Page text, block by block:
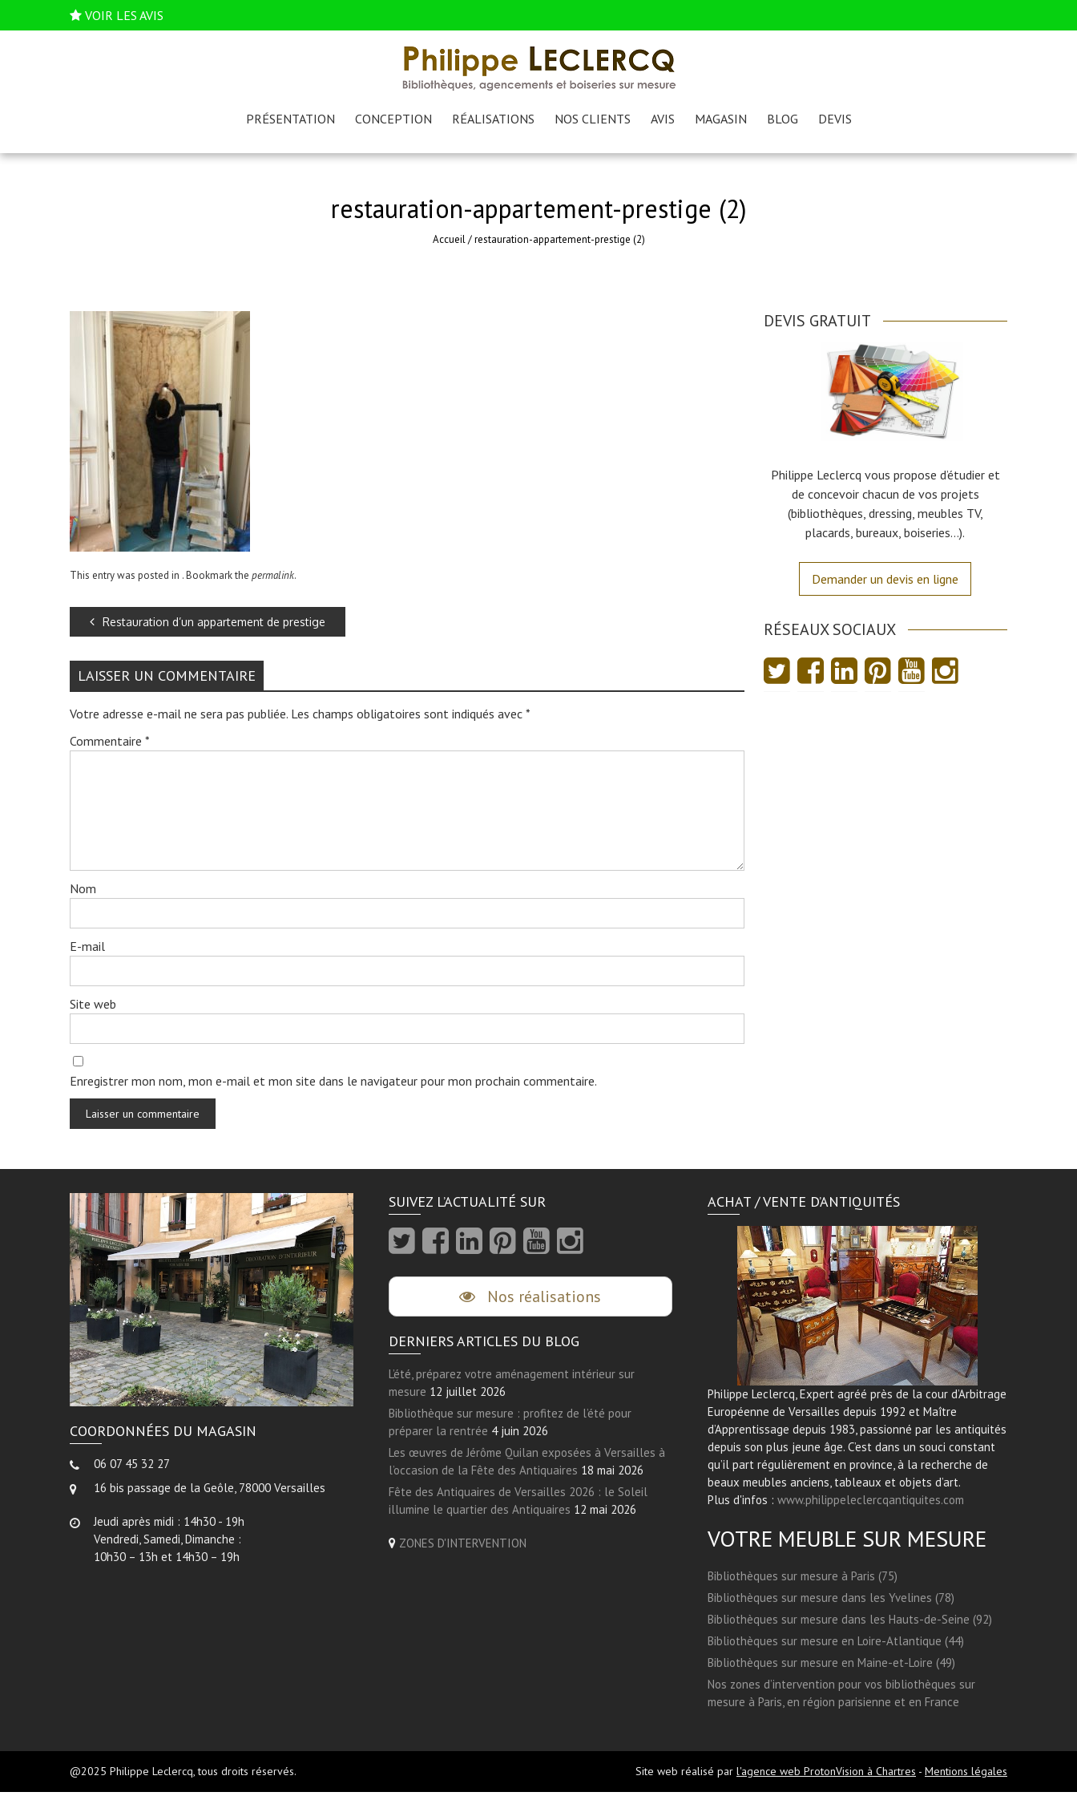
VOIR LES AVIS
PRÉSENTATION CONCEPTION RÉALISATIONS NOS CLIENTS AVIS MAGASIN BLOG DEVIS
restauration-appartement-prestige (2)
Accueil/restauration-appartement-prestige (2)
This entry was posted in . Bookmark the permalink.
Restauration d’un appartement de prestige
LAISSER UN COMMENTAIRE
Votre adresse e-mail ne sera pas publiée. Les champs obligatoires sont indiqués avec *
Commentaire *
Nom
E-mail
Site web
Enregistrer mon nom, mon e-mail et mon site dans le navigateur pour mon prochain commentaire.
DEVIS GRATUIT
Philippe Leclercq vous propose d’étudier et
de concevoir chacun de vos projets
(bibliothèques, dressing, meubles TV,
placards, bureaux, boiseries…).
Demander un devis en ligne
RÉSEAUX SOCIAUX
COORDONNÉES DU MAGASIN
06 07 45 32 27
16 bis passage de la Geôle, 78000 Versailles
Jeudi après midi : 14h30 - 19h
Vendredi, Samedi, Dimanche :
10h30 – 13h et 14h30 – 19h
SUIVEZ L’ACTUALITÉ SUR
Nos réalisations
DERNIERS ARTICLES DU BLOG
L’été, préparez votre aménagement intérieur sur
mesure 12 juillet 2026
Bibliothèque sur mesure : profitez de l’été pour
préparer la rentrée 4 juin 2026
Les œuvres de Jérôme Quilan exposées à Versailles à
l’occasion de la Fête des Antiquaires 18 mai 2026
Fête des Antiquaires de Versailles 2026 : le Soleil
illumine le quartier des Antiquaires 12 mai 2026
ZONES D'INTERVENTION
ACHAT / VENTE D’ANTIQUITÉS
Philippe Leclercq, Expert agréé près de la cour d’Arbitrage
Européenne de Versailles depuis 1992 et Maître
d’Apprentissage depuis 1983, passionné par les antiquités
depuis son plus jeune âge. C’est dans un souci constant
qu’il part régulièrement en province, à la recherche de
beaux meubles anciens, tableaux et objets d’art.
Plus d'infos : www.philippeleclercqantiquites.com
VOTRE MEUBLE SUR MESURE
Bibliothèques sur mesure à Paris (75)
Bibliothèques sur mesure dans les Yvelines (78)
Bibliothèques sur mesure dans les Hauts-de-Seine (92)
Bibliothèques sur mesure en Loire-Atlantique (44)
Bibliothèques sur mesure en Maine-et-Loire (49)
Nos zones d’intervention pour vos bibliothèques sur
mesure à Paris, en région parisienne et en France
@2025 Philippe Leclercq, tous droits réservés. Site web réalisé par l'agence web ProtonVision à Chartres - Mentions légales